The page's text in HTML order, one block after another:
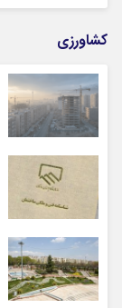
کشاورزی